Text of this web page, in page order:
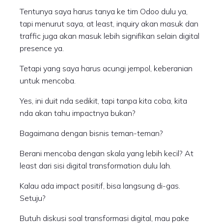
Tentunya saya harus tanya ke tim Odoo dulu ya,
tapi menurut saya, at least, inquiry akan masuk dan
traffic juga akan masuk lebih signifikan selain digital
presence ya.
Tetapi yang saya harus acungi jempol, keberanian
untuk mencoba.
Yes, ini duit nda sedikit, tapi tanpa kita coba, kita
nda akan tahu impactnya bukan?
Bagaimana dengan bisnis teman-teman?
Berani mencoba dengan skala yang lebih kecil? At
least dari sisi digital transformation dulu lah.
Kalau ada impact positif, bisa langsung di-gas.
Setuju?
Butuh diskusi soal transformasi digital, mau pake